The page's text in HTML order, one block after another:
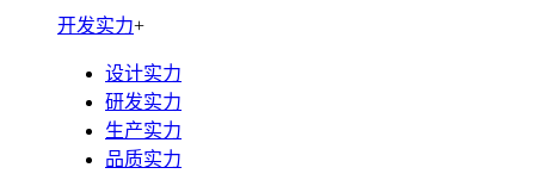
开发实力+
设计实力
研发实力
生产实力
品质实力